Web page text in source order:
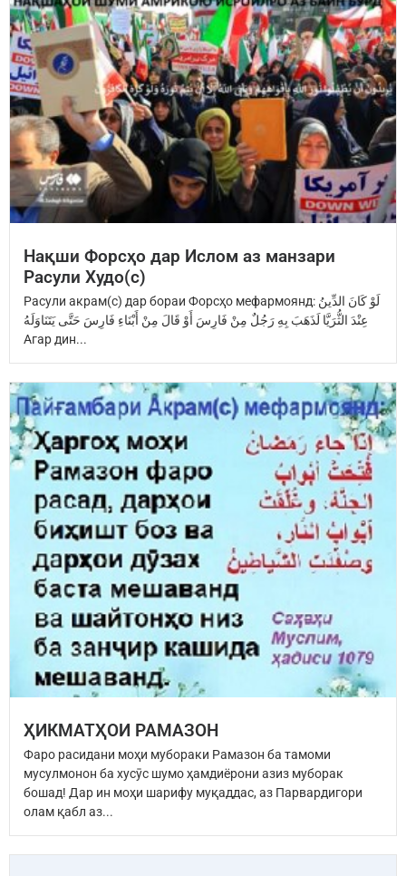
Нақши Форсҳо дар Ислом аз манзари
Расули Худо(с)
Расули акрам(с) дар бораи Форсҳо мефармоянд: ‏لَوْ كَانَ الدِّينُ
عِنْدَ ‏الثُّرَيَّا‏ ‏لَذَهَبَ بِهِ رَجُلٌ مِنْ فَارِسَ ‏أَوْ قَالَ مِنْ أَبْنَاءِ فَارِسَ ‏حَتَّى يَتَنَاوَلَهُ
Агар дин...
ҲИКМАТҲОИ РАМАЗОН
Фаро расидани моҳи мубораки Рамазон ба тамоми
мусулмонон ба хусӯс шумо ҳамдиёрони азиз муборак
бошад! Дар ин моҳи шарифу муқаддас, аз Парвардигори
олам қабл аз...